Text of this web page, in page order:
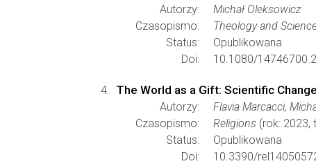
Autorzy:
Michał Oleksowicz
Czasopismo:
Theology and
Status:
Opublikowana
Doi:
10.1080/
The World as a Gift: Scientific
Autorzy:
Flavia Marcacci,
Czasopismo:
Religions (rok: 2023,
Status:
Opublikowana
Doi:
10.3390/